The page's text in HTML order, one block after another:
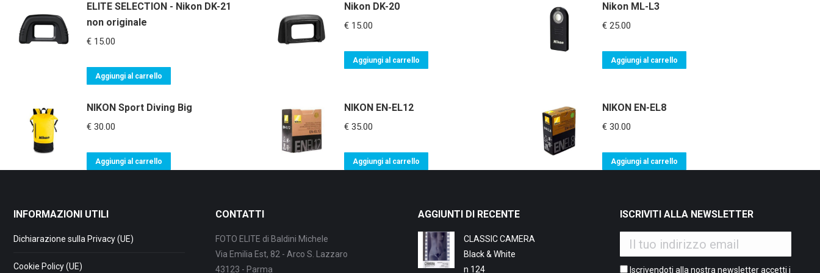
ELITE SELECTION - Nikon DK-21
non originale
€ 15.00
Aggiungi al carrello
Nikon DK-20
€ 15.00
Aggiungi al carrello
Nikon ML-L3
€25.00
Aggiungi al carrello
NIKON Sport Diving Big
€ 30.00
Aggiungi al carrello
NIKON EN-EL12
€ 35.00
Aggiungi al carrello
NIKON EN-EL8
€30.00
Aggiungi al carrello
INFORMAZIONI UTILI
Dichiarazione sulla Privacy (UE)
Cookie Policy (UE)
CONTATTI
FOTO ELITE di Baldini Michele
Via Emilia Est, 82 - Arco S. Lazzaro
43123 - Parma
AGGIUNTI DI RECENTE
CLASSIC CAMERA
Black & White
n 124
ISCRIVITI ALLA NEWSLETTER
Iscrivendoti alla nostra newsletter accetti i